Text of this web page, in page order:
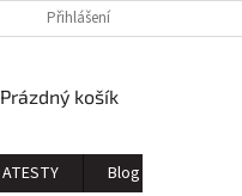
Přihlášení
NÁKUPNÍ
Prázdný košík
ATESTY Blog